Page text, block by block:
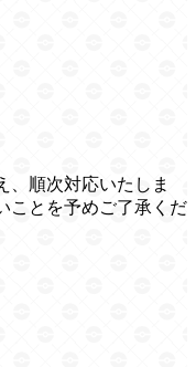
、順次対応いたしま
ことを予めご了承くだ